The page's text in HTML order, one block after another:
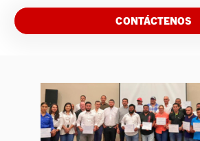
CONTÁCTENOS